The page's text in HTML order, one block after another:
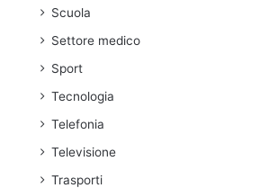
Scuola
Settore medico
Sport
Tecnologia
Telefonia
Televisione
Trasporti